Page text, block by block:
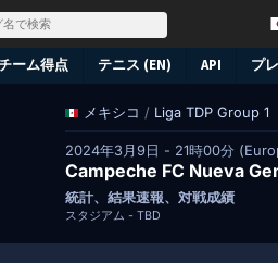
ーム得点 テニス (EN) API プ
メキシコ / Liga TDP Group 1
2024年3月9日 - 21時00分
統計、結果速報、対戦成績
スタジアム - TBD